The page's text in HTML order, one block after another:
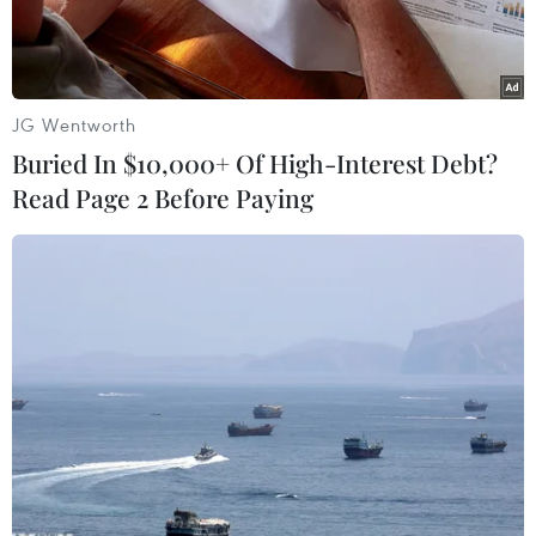
"vô hạn định" các cuộc tập trận có lựa chọn với
Hàn Quốc để tạo điều kiện cho các cuộc đàm
phán nhằm xóa bỏ chương trình vũ khí hạt
nhân của Triều Tiên.
JG Wentworth
Buried In $10,000+ Of High-Interest Debt?
Read Page 2 Before Paying